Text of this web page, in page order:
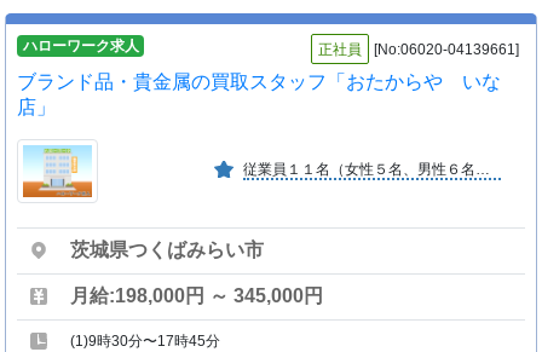
ハローワーク求人 正社員 [No:06020-04139661]
ブランド品・貴金属の買取スタッフ「おたからや いな
店」
従業員１１名（女性５名、男性６名）の職場です。 小さな会社ですが明るい雰囲気でアットホームな空気で楽しく 仕事しております。事業展開に前向きで成長中の会社です。
茨城県つくばみらい市
月給:198,000円 ～ 345,000円
(1)9時30分〜17時45分